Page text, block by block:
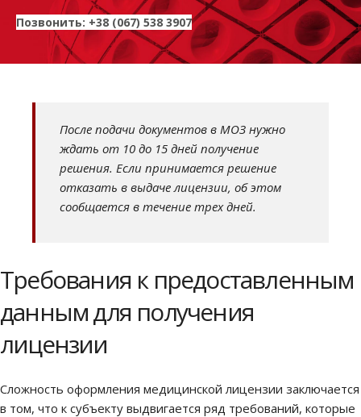
Позвонить: +38 (067) 538 3907
После подачи документов в МОЗ нужно
ждать от 10 до 15 дней получение
решения. Если принимается решение
отказать в выдаче лицензии, об этом
сообщается в течение трех дней.
Требования к предоставленным
данным для получения
лицензии
Сложность оформления медицинской лицензии заключается
в том, что к субъекту выдвигается ряд требований, которые